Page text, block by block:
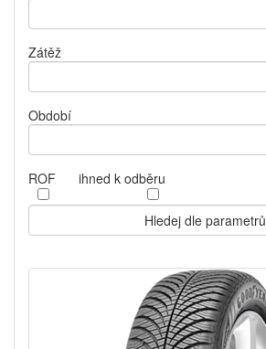
Zátěž
Období
ROF ihned k odběru
Hledej dle parametrů